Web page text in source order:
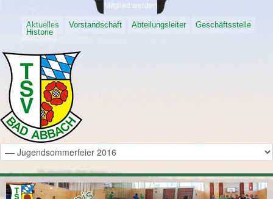
Mitglied werden
Aktuelles Vorstandschaft Abteilungsleiter
Geschäftsstelle
Historie